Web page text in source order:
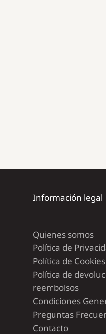
Información legal
Quienes somos
Política de
Política de Cookies
Política de
reembolsos
Condiciones
Preguntas
Contacto